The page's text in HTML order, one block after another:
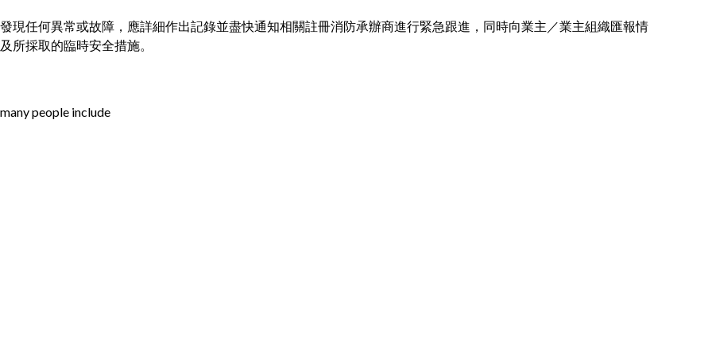
現任何異常或故障，應詳細作出記錄並盡快通知相關註冊消防承辦商進行緊急跟進，同時向業主／業主組織匯報情
所採取的臨時安全措施。